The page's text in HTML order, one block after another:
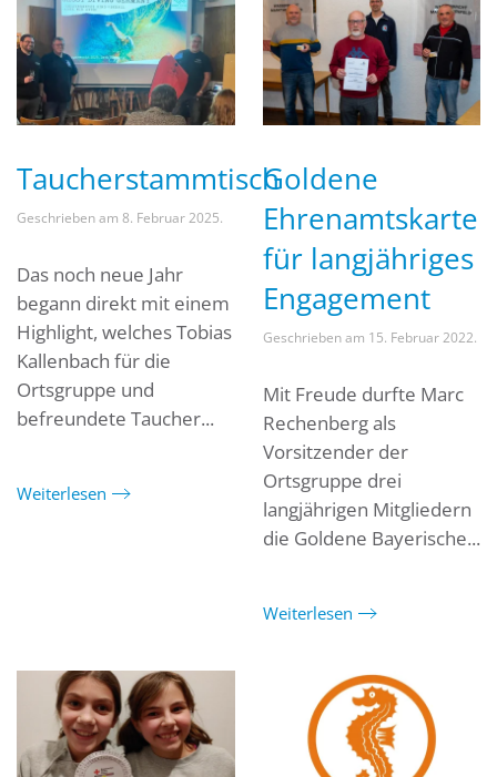
Taucherstammtisch
Geschrieben am 8. Februar 2025.
Das noch neue Jahr
begann direkt mit einem
Highlight, welches Tobias
Kallenbach für die
Ortsgruppe und
befreundete Taucher...
Weiterlesen
Goldene
Ehrenamtskarte
für langjähriges
Engagement
Geschrieben am 15. Februar 2022.
Mit Freude durfte Marc
Rechenberg als
Vorsitzender der
Ortsgruppe drei
langjährigen Mitgliedern
die Goldene Bayerische...
Weiterlesen